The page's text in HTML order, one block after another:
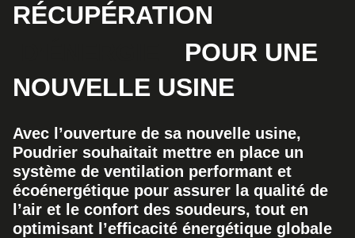
RÉCUPÉRATION
POUR UNE
NOUVELLE USINE
Avec l’ouverture de sa nouvelle usine,
Poudrier souhaitait mettre en place un
système de ventilation performant et
écoénergétique pour assurer la qualité de
l’air et le confort des soudeurs, tout en
optimisant l’efficacité énergétique globale